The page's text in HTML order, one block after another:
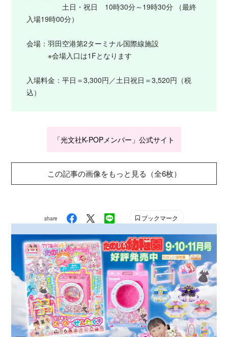
土日・祝日 10時30分～19時30分 （最終
入場19時00分）
会場：羽田空港第2ターミナル国際線施設
※会場入口は1Fとなります
入場料金：平日＝3,300円／土日祝日＝3,520円（税
込）
「光文社K-POPメンバー」公式サイト
この記事の画像をもっと見る（全6枚）
share ブックマーク